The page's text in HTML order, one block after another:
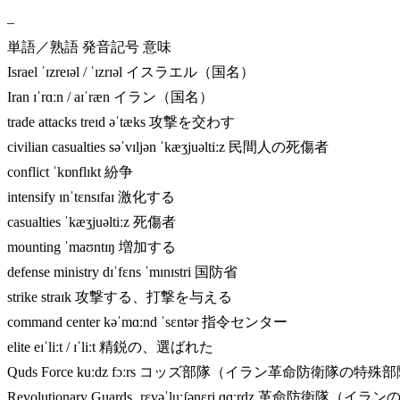
–
単語／熟語 発音記号 意味
Israel ˈɪzreɪəl / ˈɪzrɪəl イスラエル（国名）
Iran ɪˈrɑːn / aɪˈræn イラン（国名）
trade attacks treɪd əˈtæks 攻撃を交わす
civilian casualties səˈvɪljən ˈkæʒjuəltiːz 民間人の死傷者
conflict ˈkɒnflɪkt 紛争
intensify ɪnˈtɛnsɪfaɪ 激化する
casualties ˈkæʒjuəltiːz 死傷者
mounting ˈmaʊntɪŋ 増加する
defense ministry dɪˈfɛns ˈmɪnɪstri 国防省
strike straɪk 攻撃する、打撃を与える
command center kəˈmɑːnd ˈsɛntər 指令センター
elite eɪˈliːt / ɪˈliːt 精鋭の、選ばれた
Quds Force kuːdz fɔːrs コッズ部隊（イラン革命防衛隊の特殊部